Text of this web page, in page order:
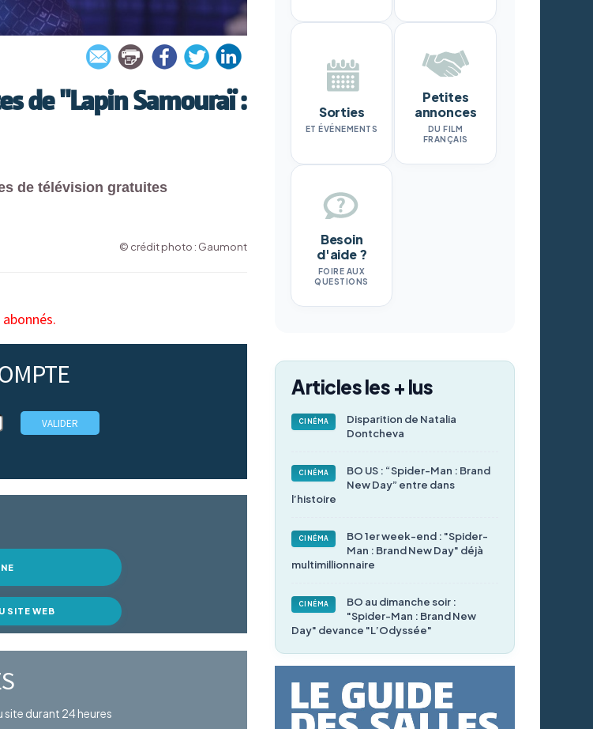
de "Lapin Samouraï :
de télévision gratuites
© crédit photo : Gaumont
SITE WEB
site durant 24 heures
Sorties
ET ÉVÉNEMENTS
Petites
annonces
DU FILM
FRANÇAIS
Besoin
d'aide ?
FOIRE AUX
QUESTIONS
Articles les + lus
CINÉMA
Disparition de Natalia
Dontcheva
CINÉMA
BO US : “Spider-Man : Brand
New Day” entre dans
l’histoire
CINÉMA
BO 1er week-end : "Spider-
Man : Brand New Day" déjà
multimillionnaire
CINÉMA
BO au dimanche soir :
"Spider-Man : Brand New
Day" devance "L’Odyssée"